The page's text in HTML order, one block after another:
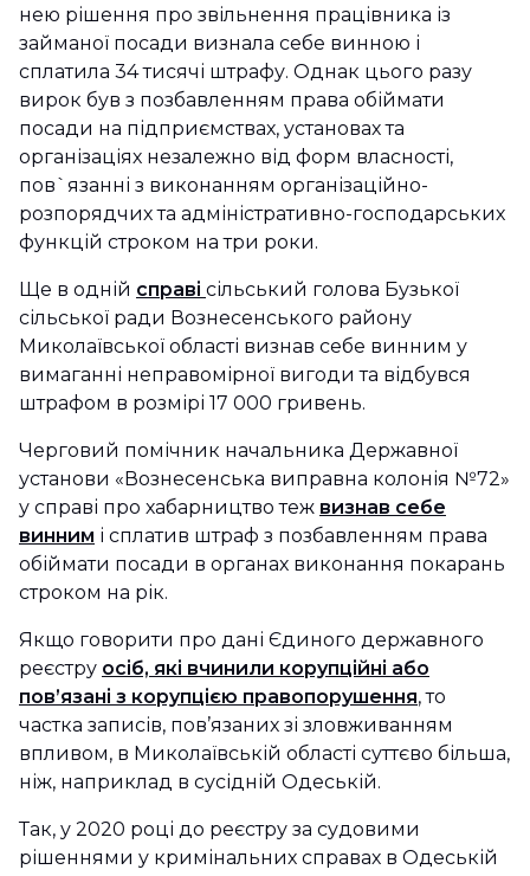
нею рішення про звільнення працівника із
займаної посади визнала себе винною і
сплатила 34 тисячі штрафу. Однак цього разу
вирок був з позбавленням права обіймати
посади на підприємствах, установах та
організаціях незалежно від форм власності,
пов`язанні з виконанням організаційно-
розпорядчих та адміністративно-господарських
функцій строком на три роки.
Ще в одній справі сільський голова Бузької
сільської ради Вознесенського району
Миколаївської області визнав себе винним у
вимаганні неправомірної вигоди та відбувся
штрафом в розмірі 17 000 гривень.
Черговий помічник начальника Державної
установи «Вознесенська виправна колонія №72»
у справі про хабарництво теж визнав себе
винним і сплатив штраф з позбавленням права
обіймати посади в органах виконання покарань
строком на рік.
Якщо говорити про дані Єдиного державного
реєстру осіб, які вчинили корупційні або
пов’язані з корупцією правопорушення, то
частка записів, пов’язаних зі зловживанням
впливом, в Миколаївській області суттєво більша,
ніж, наприклад в сусідній Одеській.
Так, у 2020 році до реєстру за судовими
рішеннями у кримінальних справах в Одеській